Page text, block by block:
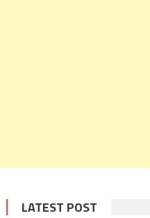
LATEST POST